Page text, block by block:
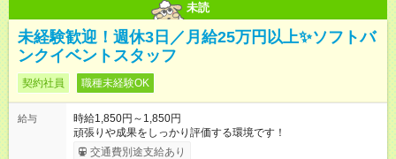
未読
未経験歓迎！週休3日／月給25万円以上✨ソフトバ
ンクイベントスタッフ
契約社員 職種未経験OK
給与
時給1,850円～1,850円
頑張りや成果をしっかり評価する環境です！
交通費別途支給あり